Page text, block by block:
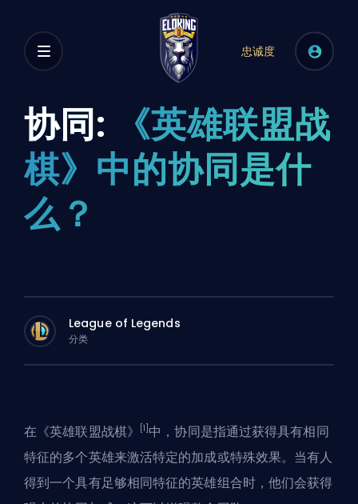
忠诚度
协同: 《英雄联盟战
棋》中的协同是什
么？
League of Legends
分类
在《英雄联盟战棋》 [1] 中，协同是指通过获得具有相同
特征的多个英雄来激活特定的加成或特殊效果。当有人
得到一个具有足够相同特征的英雄组合时，他们会获得